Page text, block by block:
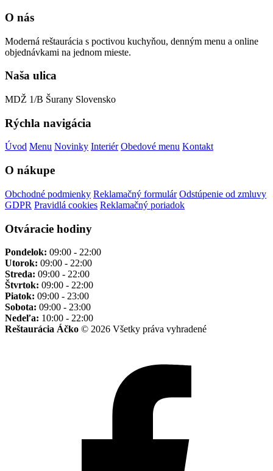
O nás
Moderná reštaurácia s poctivou kuchyňou, denným menu a online
objednávkami na jednom mieste.
Naša ulica
MDŽ 1/B Šurany Slovensko
Rýchla navigácia
Úvod Menu Novinky Interiér Obedové menu Kontakt
O nákupe
Obchodné podmienky Reklamačný formulár Odstúpenie od zmluvy
GDPR Pravidlá cookies Reklamačný poriadok
Otváracie hodiny
Pondelok: 09:00 - 22:00
Utorok: 09:00 - 22:00
Streda: 09:00 - 22:00
Štvrtok: 09:00 - 22:00
Piatok: 09:00 - 23:00
Sobota: 09:00 - 23:00
Nedeľa: 10:00 - 22:00
Reštaurácia Áčko © 2026 Všetky práva vyhradené